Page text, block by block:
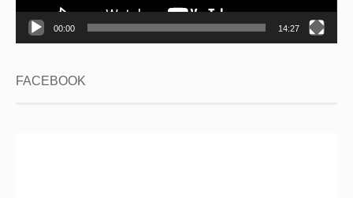
00:00 14:27
FACEBOOK